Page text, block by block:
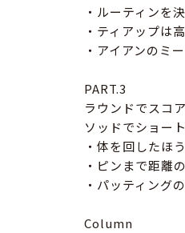
・ルーティンを
・ティアップは
・アイアンの
PART.3
ラウンドでスコ
ソッドでショー
・体を回したほ
・ピンまで距離
・パッティン
Column